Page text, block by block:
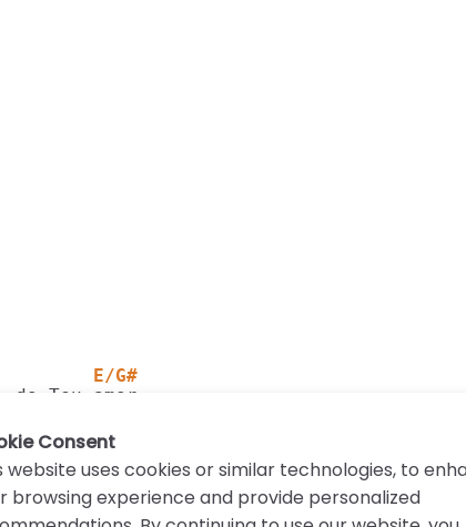
E/G#
do Teu amor
Consent
website uses cookies or similar technologies, to
browsing experience and provide personalized